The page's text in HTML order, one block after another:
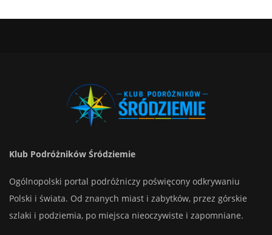
Klub Podróżników Śródziemie
Ogólnopolski portal podróżniczy poświęcony odkrywaniu
Polski i świata. Od znanych miast i zabytków, przez górskie
szlaki i podziemia, po miejsca nieoczywiste i zapomniane.